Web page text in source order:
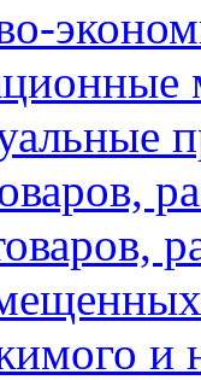
и